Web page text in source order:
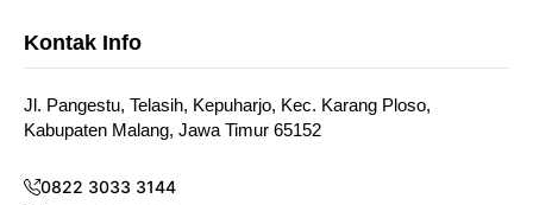
Kontak Info
Jl. Pangestu, Telasih, Kepuharjo, Kec. Karang Ploso,
Kabupaten Malang, Jawa Timur 65152
0822 3033 3144